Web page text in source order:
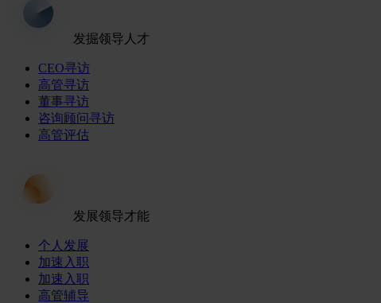
发掘领导人才
CEO寻访
高管寻访
董事寻访
咨询顾问寻访
高管评估
发展领导才能
个人发展
加速入职
加速入职
高管辅导